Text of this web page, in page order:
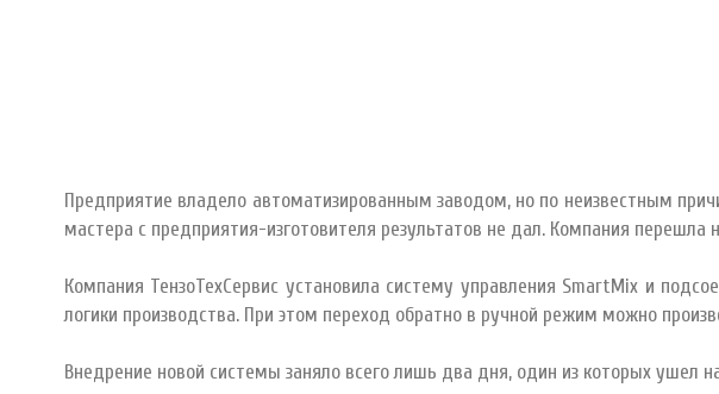
Предприятие владело автоматизированным заводом, но по неизвестным
мастера с предприятия-изготовителя результатов не дал. Компания
Компания ТензоТехСервис установила систему управления SmartMix и
логики производства. При этом переход обратно в ручной режим можно
Внедрение новой системы заняло всего лишь два дня, один из которых ушел